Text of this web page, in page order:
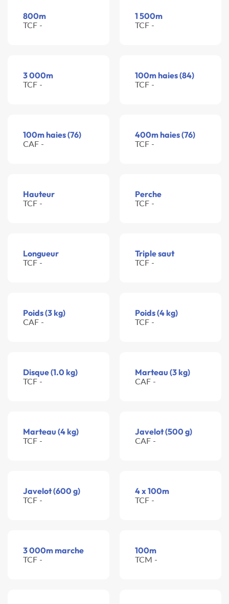
800m
TCF -
1 500m
TCF -
3 000m
TCF -
100m haies (84)
TCF -
100m haies (76)
CAF -
400m haies (76)
TCF -
Hauteur
TCF -
Perche
TCF -
Longueur
TCF -
Triple saut
TCF -
Poids (3 kg)
CAF -
Poids (4 kg)
TCF -
Disque (1.0 kg)
TCF -
Marteau (3 kg)
CAF -
Marteau (4 kg)
TCF -
Javelot (500 g)
CAF -
Javelot (600 g)
TCF -
4 x 100m
TCF -
3 000m marche
TCF -
100m
TCM -